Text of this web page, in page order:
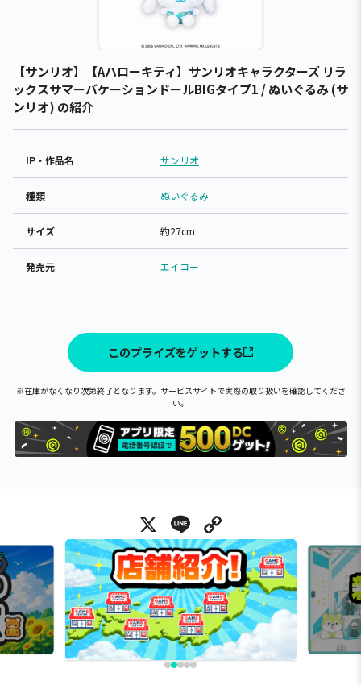
【サンリオ】【Aハローキティ】サンリオキャラクターズ リラ
ックスサマーバケーションドールBIGタイプ1 / ぬいぐるみ (サ
ンリオ) の紹介
IP・作品名 サンリオ
種類 ぬいぐるみ
サイズ 約27cm
発売元 エイコー
このプライズをゲットする
※在庫がなくなり次第終了となります。サービスサイトで実際の取り扱いを確認してくださ
い。
X Line